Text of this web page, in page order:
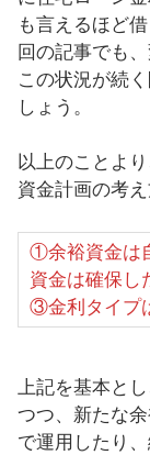
も言えるほど
回の記事でも
この状況が続
しょう。
以上のことよ
資金計画の考え
①余裕資金は
資金は確保し
③金利タイプ
上記を基本と
つつ、新たな
で運用したり